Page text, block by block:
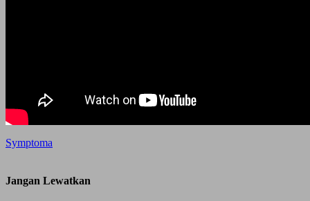
Symptoma
Jangan Lewatkan